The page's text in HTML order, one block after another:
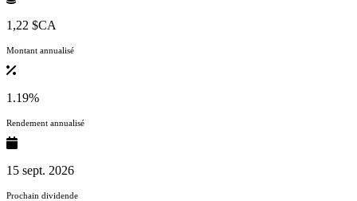
1,22 $CA
Montant annualisé
1.19%
Rendement annualisé
15 sept. 2026
Prochain dividende